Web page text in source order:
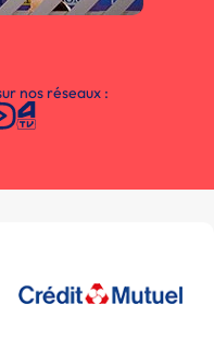
nos réseaux :